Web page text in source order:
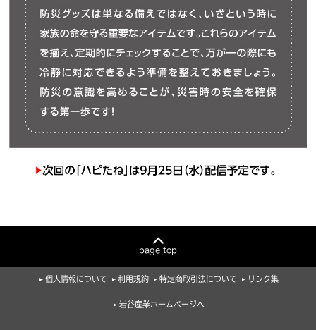
page top
個人情報について 利用規約 特定商取引法について リンク集
岩谷産業ホームページへ